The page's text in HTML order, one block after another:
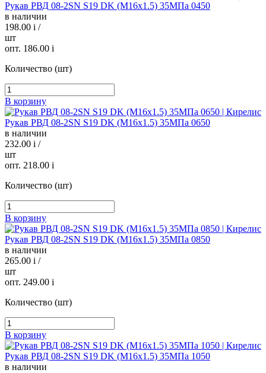
Рукав РВД 08-2SN S19 DK (М16х1.5) 35МПа 0450
в наличии
198.00 i /
шт
опт. 186.00 i
Количество (шт)
В корзину
Рукав РВД 08-2SN S19 DK (М16х1.5) 35МПа 0650
в наличии
232.00 i /
шт
опт. 218.00 i
Количество (шт)
В корзину
Рукав РВД 08-2SN S19 DK (М16х1.5) 35МПа 0850
в наличии
265.00 i /
шт
опт. 249.00 i
Количество (шт)
В корзину
Рукав РВД 08-2SN S19 DK (М16х1.5) 35МПа 1050
в наличии